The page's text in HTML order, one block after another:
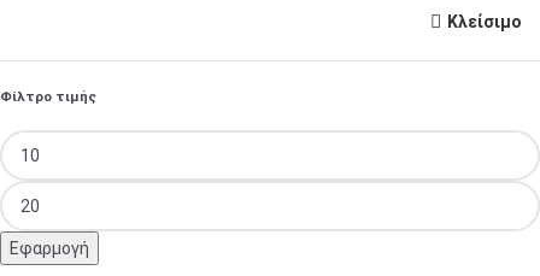
Κλείσιμο
Φίλτρο τιμής
Εφαρμογή